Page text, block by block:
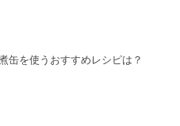
缶を使うおすすめレシピは？